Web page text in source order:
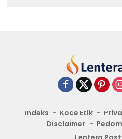
Indeks Kode Etik
Disclaimer